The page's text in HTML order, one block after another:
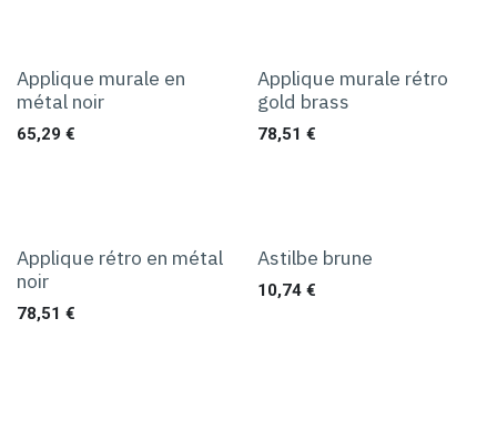
Applique murale en
métal noir
65,29 €
Applique murale rétro
gold brass
78,51 €
Applique rétro en métal
noir
78,51 €
Astilbe brune
10,74€